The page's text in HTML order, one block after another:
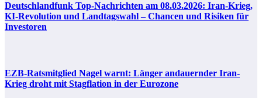
Deutschlandfunk Top-Nachrichten am 08.03.2026: Iran-Krieg,
KI-Revolution und Landtagswahl – Chancen und Risiken für
Investoren
EZB-Ratsmitglied Nagel warnt: Länger andauernder Iran-
Krieg droht mit Stagflation in der Eurozone